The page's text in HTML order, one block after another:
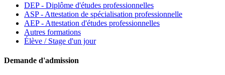
DEP - Diplôme d'études professionnelles
ASP - Attestation de spécialisation professionnelle
AEP - Attestation d'études professionnelles
Autres formations
Élève / Stage d'un jour
Demande d'admission